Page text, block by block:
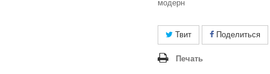
модерн
Твит Поделиться
Печать